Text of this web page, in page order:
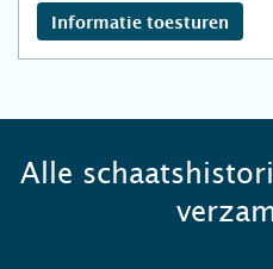
Informatie toesturen
Alle